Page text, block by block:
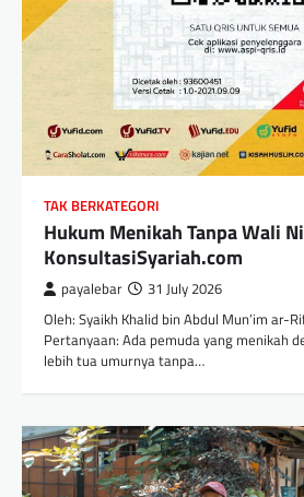
TAK BERKATEGORI
Hukum Menikah Tanpa Wali
KonsultasiSyariah.com
payalebar 31 July 2026
Oleh: Syaikh Khalid bin Abdul Mun’im ar-
Pertanyaan: Ada pemuda yang menikah
lebih tua umurnya tanpa…